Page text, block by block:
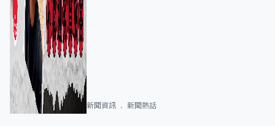
新聞資訊 新聞熱話